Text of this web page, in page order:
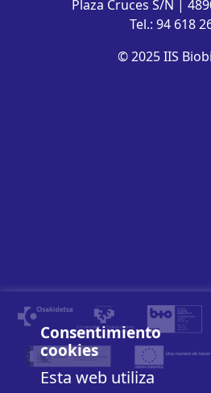
Plaza Cruces S/N |
Tel.: 94 618
© 2025 IIS
Consentimiento
cookies
Esta web utiliza